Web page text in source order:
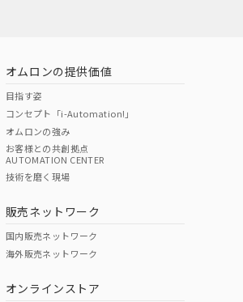
O
オムロンの提供価値
目指す姿
コンセプト「i-Automation!」
オムロンの強み
お客様との共創拠点
AUTOMATION CENTER
技術を磨く現場
販売ネットワーク
国内販売ネットワーク
海外販売ネットワーク
オンラインストア